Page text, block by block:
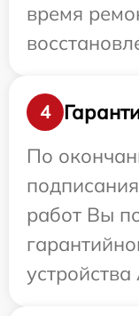
время
4
По
работ Вы